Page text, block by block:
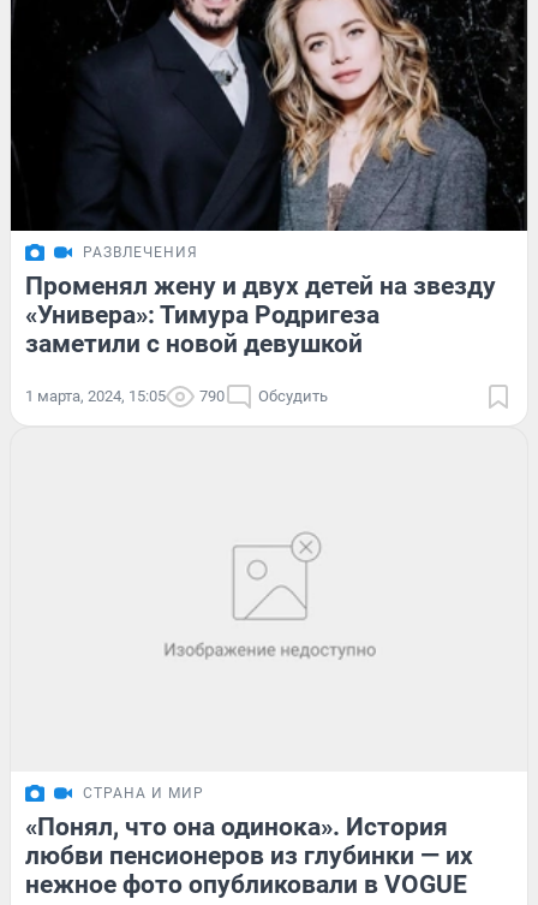
РАЗВЛЕЧЕНИЯ
Променял жену и двух детей на звезду
«Универа»: Тимура Родригеза
заметили с новой девушкой
1 марта, 2024, 15:05 790 Обсудить
СТРАНА И МИР
«Понял, что она одинока». История
любви пенсионеров из глубинки — их
нежное фото опубликовали в VOGUE